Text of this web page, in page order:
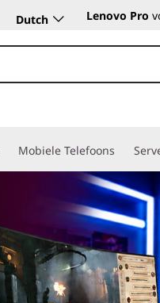
Dutch Lenovo Pro
Mobiele Telefoons